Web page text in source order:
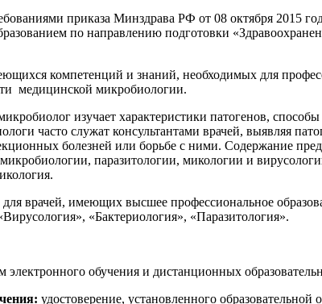
строительства
и технологии
виды
приказа Минздрава РФ от 08 октября
по направлению подготовки
компетенций и знаний, необходимых для
медицинской микробиологии.
изучает характеристики патогенов,
часто служат консультантами врачей, выявляя
болезней или борьбе с ними. Содержание
паразитологии, микологии и
для врачей, имеющих высшее профессиональное
«Бактериология», «Паразитология».
электронного обучения и дистанционных
удостоверение, установленного образовательной